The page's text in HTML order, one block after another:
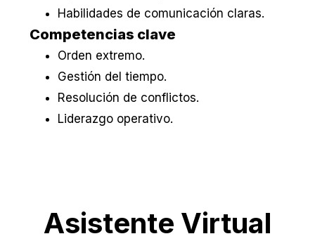
Habilidades de comunicación claras.
Competencias clave
Orden extremo.
Gestión del tiempo.
Resolución de conflictos.
Liderazgo operativo.
Asistente Virtual